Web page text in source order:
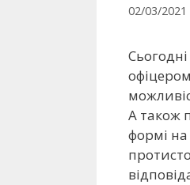
02/03/2021
А також
формі